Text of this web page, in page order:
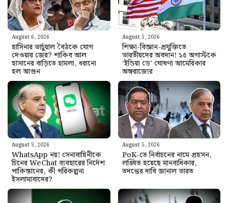
August 6, 2026
হাসিনার ভার্চুয়াল বৈঠকে যোগ
দেওয়ার জের? শাকিব আল
হাসানের বাড়িতে হামলা, ধরানো
হল আগুন
August 5, 2026
শিক্ষা-বিজ্ঞান-প্রযুক্তিতে
ভারতীয়দের অবদান! ১৫ অগাস্টকে
‘ইন্ডিয়া ডে’ ঘোষণা আমেরিকার
অঙ্গরাজ্যের
August 5, 2026
WhatsApp নয়! সেনাবাহিনীকে
চিনের WeChat ব্যবহারের নির্দেশ
পাকিস্তানের, কী পরিকল্পনা
ইসলামাবাদের?
August 5, 2026
PoK-তে নির্বাচনের নামে প্রহসন,
লঙ্ঘিত হয়েছে মানবাধিকার,
তদন্তের দাবি জানাল ভারত